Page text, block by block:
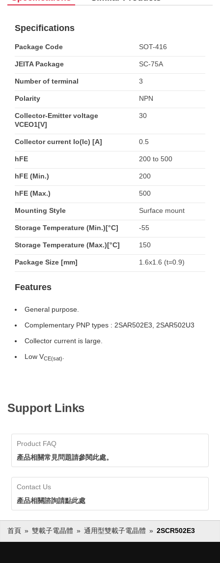
Specifications
Package Code SOT-416
JEITA Package SC-75A
Number of terminal 3
Polarity NPN
Collector-Emitter voltage
VCEO1[V]
30
Collector current Io(Ic) [A] 0.5
hFE 200 to 500
hFE (Min.) 200
hFE (Max.) 500
Mounting Style Surface mount
Storage Temperature (Min.)[°C] -55
Storage Temperature (Max.)[°C] 150
Package Size [mm] 1.6x1.6 (t=0.9)
Features
General purpose.
Complementary PNP types : 2SAR502E3, 2SAR502U3
Collector current is large.
Low VCE(sat)
Support Links
Product FAQ
產品相關常見問題請參閱此處。
Contact Us
產品相關諮詢請點此處
首頁 雙載子電晶體 通用型雙載子電晶體 2SCR502E3